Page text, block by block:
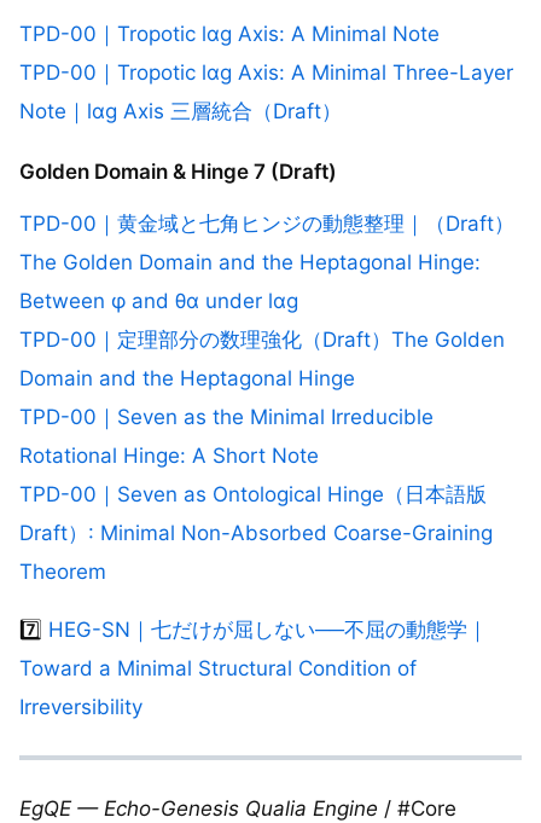
TPD-00｜Tropotic lαg Axis: A Minimal Note
TPD-00｜Tropotic lαg Axis: A Minimal Three-Layer
Note｜lαg Axis 三層統合（Draft）
Golden Domain & Hinge 7 (Draft)
TPD-00｜黄金域と七角ヒンジの動態整理｜（Draft）
The Golden Domain and the Heptagonal Hinge:
Between φ and θα under lαg
TPD-00｜定理部分の数理強化（Draft）The Golden
Domain and the Heptagonal Hinge
TPD-00｜Seven as the Minimal Irreducible
Rotational Hinge: A Short Note
TPD-00｜Seven as Ontological Hinge（日本語版
Draft）: Minimal Non-Absorbed Coarse-Graining
Theorem
7️⃣ HEG-SN｜七だけが屈しない──不屈の動態学｜
Toward a Minimal Structural Condition of
Irreversibility
EgQE — Echo-Genesis Qualia Engine / #Core